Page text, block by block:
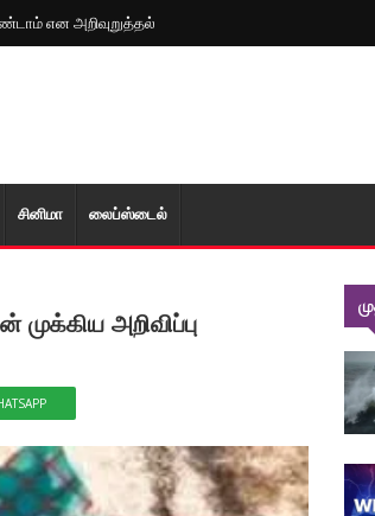
என அறிவுறுத்தல்
சினிமா லைப்ஸ்டைல்
அறிவிப்பு